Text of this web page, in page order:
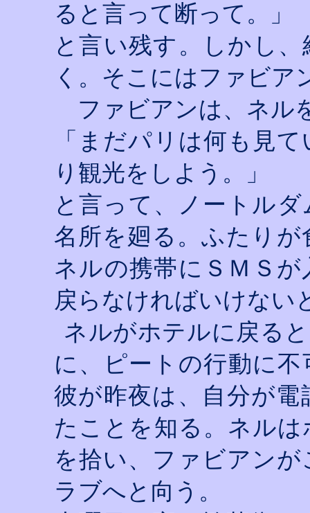
ると言って断って。」
と言い残す。しかし
く。そこにはファビア
ファビアンは、ネル
「まだパリは何も見
り観光をしよう。」
と言って、ノートル
名所を廻る。ふたり
ネルの携帯にＳＭＳ
戻らなければいけない
ネルがホテルに戻る
に、ピートの行動に
彼が昨夜は、自分が
たことを知る。ネル
を拾い、ファビアン
ラブへと向う。